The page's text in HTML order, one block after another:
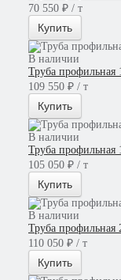
70 550 ₽ / т
Купить
В наличии
Труба
109 550 ₽ / т
Купить
В наличии
Труба
105 050 ₽ / т
Купить
В наличии
Труба
110 050 ₽ / т
Купить